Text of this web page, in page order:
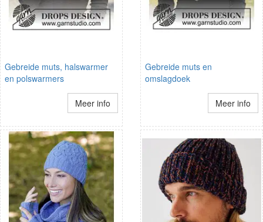
Gebreide muts, halswarmer
en polswarmers
Meer info
Gebreide muts en
omslagdoek
Meer info